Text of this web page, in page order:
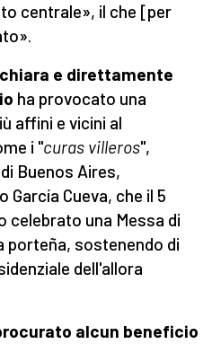
centrale», il che [per
e direttamente
ha provocato una
affini e vicini al
i "curas villeros",
Buenos Aires,
Cueva, che il 5
una Messa di
porteña, sostenendo di
dell'allora
alcun beneficio